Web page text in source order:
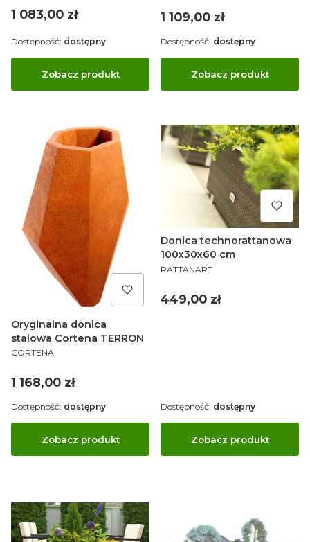
Cena
1 083,00 zł
Zobacz produkt
Dostępność: dostępny
Cena
1 109,00 zł
Zobacz produkt
Dostępność: dostępny
Oryginalna donica
stalowa Cortena TERRON
PRODUCENT
CORTENA
Cena
1 168,00 zł
Zobacz produkt
Dostępność: dostępny
Donica technorattanowa
100x30x60 cm
PRODUCENT
RATTANART
Cena
449,00 zł
Zobacz produkt
Dostępność: dostępny